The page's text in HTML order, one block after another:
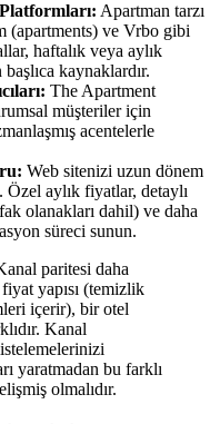
Apartman tarzı
(apartments) ve Vrbo gibi
haftalık veya aylık
kaynaklardır.
The Apartment
müşteriler için
acentelerle
Web sitenizi uzun dönem
aylık fiyatlar, detaylı
olanakları dahil) ve daha
süreci sunun.
paritesi daha
yapısı (temizlik
içerir), bir otel
Kanal
yaratmadan bu farklı
olmalıdır.